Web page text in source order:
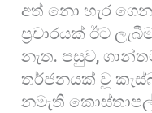
අත් නො හැර
ප්‍රචාරයක් ඊට
නැත. පසුව,
තර්ජනයක් වූ
නමැති